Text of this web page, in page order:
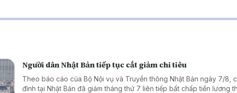
Người dân Nhật Bản tiếp tục cắt giảm chi tiêu
Theo báo cáo của Bộ Nội vụ và Truyền thông Nhật Bản ngày 7/8,
đình tại Nhật Bản đã giảm tháng thứ 7 liên tiếp bất chấp tiền lương